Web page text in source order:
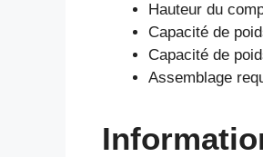
Hauteur du
Capacité de
Capacité de
Assemblage